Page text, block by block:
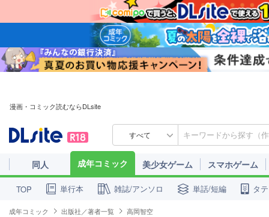
漫画・コミック読むならDLsite
すべて
同人 成年コミック 美少女ゲーム スマホゲーム
TOP 単行本 雑誌/アンソロ 単話/短編 タ
成年コミック 出版社／著者一覧 高岡智空